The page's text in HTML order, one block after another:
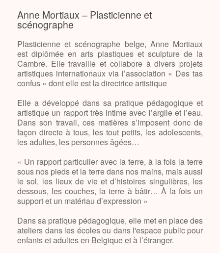
Anne Mortiaux – Plasticienne et
scénographe
Plasticienne et scénographe belge, Anne Mortiaux
est diplômée en arts plastiques et sculpture de la
Cambre. Elle travaille et collabore à divers projets
artistiques internationaux via l’association « Des tas
confus » dont elle est la directrice artistique
Elle a développé dans sa pratique pédagogique et
artistique un rapport très intime avec l’argile et l’eau.
Dans son travail, ces matières s’imposent donc de
façon directe à tous, les tout petits, les adolescents,
les adultes, les personnes âgées…
« Un rapport particulier avec la terre, à la fois la terre
sous nos pieds et la terre dans nos mains, mais aussi
le sol, les lieux de vie et d’histoires singulières, les
dessous, les couches, la terre à bâtir… À la fois un
support et un matériau d’expression »
Dans sa pratique pédagogique, elle met en place des
ateliers dans les écoles ou dans l'espace public pour
enfants et adultes en Belgique et à l’étranger.